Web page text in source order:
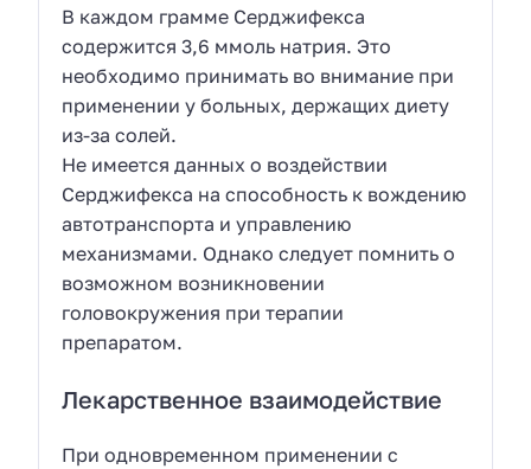
В каждом грамме Серджифекса
содержится 3,6 ммоль натрия. Это
необходимо принимать во внимание при
применении у больных, держащих диету
из-за солей.
Не имеется данных о воздействии
Серджифекса на способность к вождению
автотранспорта и управлению
механизмами. Однако следует помнить о
возможном возникновении
головокружения при терапии
препаратом.
Лекарственное взаимодействие
При одновременном применении с